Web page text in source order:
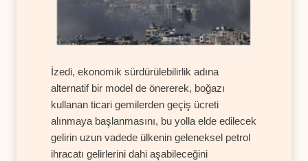
İzedi, ekonomik sürdürülebilirlik adına
alternatif bir model de önererek, boğazı
kullanan ticari gemilerden geçiş ücreti
alınmaya başlanmasını, bu yolla elde edilecek
gelirin uzun vadede ülkenin geleneksel petrol
ihracatı gelirlerini dahi aşabileceğini